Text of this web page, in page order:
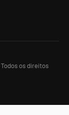
Todos os direitos